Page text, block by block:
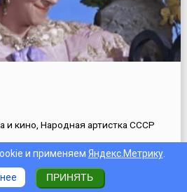
и кино, Народная артистка СССР
и применяем Яндекс.Метрику.
ПРИНЯТЬ